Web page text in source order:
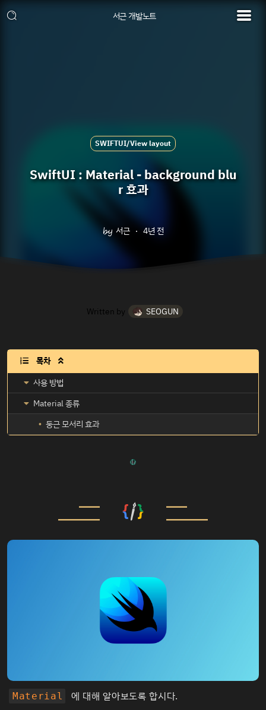
서근 개발노트
SWIFTUI/View layout
SwiftUI : Material - background blu
r 효과
서근 4년 전
Written by SEOGUN
목차 
사용 방법
Material 종류
둥근 모서리 효과
Material 에 대해 알아보도록 합시다.